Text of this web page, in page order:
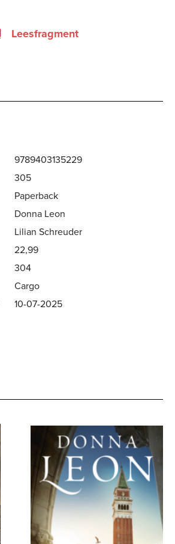
Leesfragment
9789403135229
305
Paperback
Donna Leon
Lilian Schreuder
22,99
304
Cargo
10-07-2025